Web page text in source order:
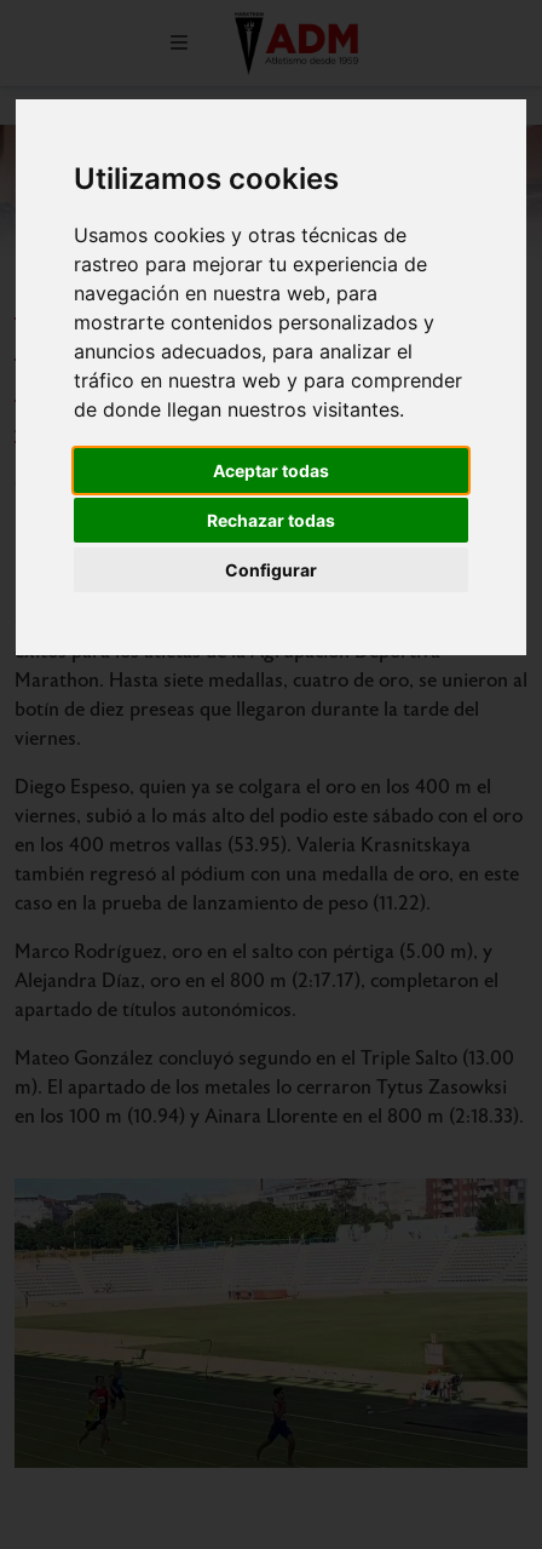
Utilizamos cookies
Usamos cookies y otras técnicas de
rastreo para mejorar tu experiencia de
navegación en nuestra web, para
mostrarte contenidos personalizados y
anuncios adecuados, para analizar el
tráfico en nuestra web y para comprender
de donde llegan nuestros visitantes.
Aceptar todas
Rechazar todas
Configurar
LOS AUTONÓMICOS SUB-20
CONCLUYEN CON SIETE
NUEVAS MEDALLAS PARA
ATLETAS DEL CLUB
éxitos para los atletas de la Agrupación Deportiva
Marathon. Hasta siete medallas, cuatro de oro, se unieron al
botín de diez preseas que llegaron durante la tarde del
viernes.
Diego Espeso, quien ya se colgara el oro en los 400 m el
viernes, subió a lo más alto del podio este sábado con el oro
en los 400 metros vallas (53.95). Valeria Krasnitskaya
también regresó al pódium con una medalla de oro, en este
caso en la prueba de lanzamiento de peso (11.22).
Marco Rodríguez, oro en el salto con pértiga (5.00 m), y
Alejandra Díaz, oro en el 800 m (2:17.17), completaron el
apartado de títulos autonómicos.
Mateo González concluyó segundo en el Triple Salto (13.00
m). El apartado de los metales lo cerraron Tytus Zasowksi
en los 100 m (10.94) y Ainara Llorente en el 800 m (2:18.33).